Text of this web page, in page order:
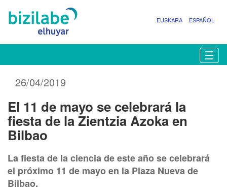
EUSKARA ESPAÑOL
26/04/2019
El 11 de mayo se celebrará la
fiesta de la Zientzia Azoka en
Bilbao
La fiesta de la ciencia de este año se celebrará
el próximo 11 de mayo en la Plaza Nueva de
Bilbao.